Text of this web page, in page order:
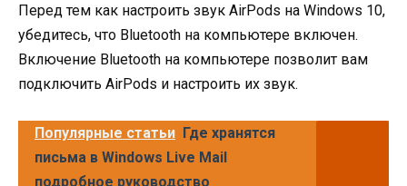
Перед тем как настроить звук AirPods на Windows 10,
убедитесь, что Bluetooth на компьютере включен.
Включение Bluetooth на компьютере позволит вам
подключить AirPods и настроить их звук.
Популярные статьи Где хранятся
письма в Windows Live Mail
подробное руководство